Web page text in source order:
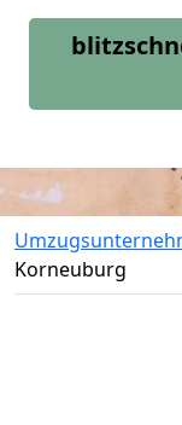
Korneuburg